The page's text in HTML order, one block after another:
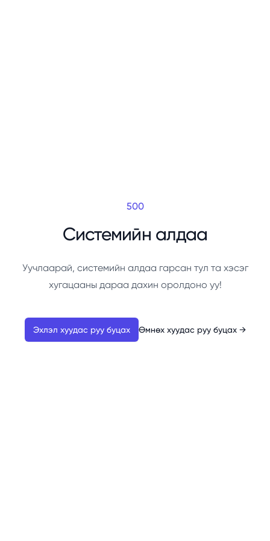
500
Системийн алдаа
Уучлаарай, системийн алдаа гарсан тул та хэсэг
хугацааны дараа дахин оролдоно уу!
Эхлэл хуудас руу буцах Өмнөх хуудас руу буцах →